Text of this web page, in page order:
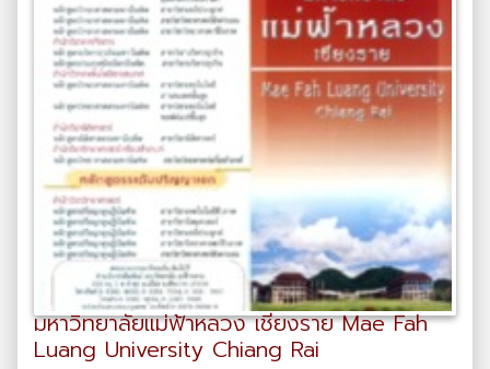
มหาวิทยาลัยแม่ฟ้าหลวง เชียงราย Mae Fah
Luang University Chiang Rai